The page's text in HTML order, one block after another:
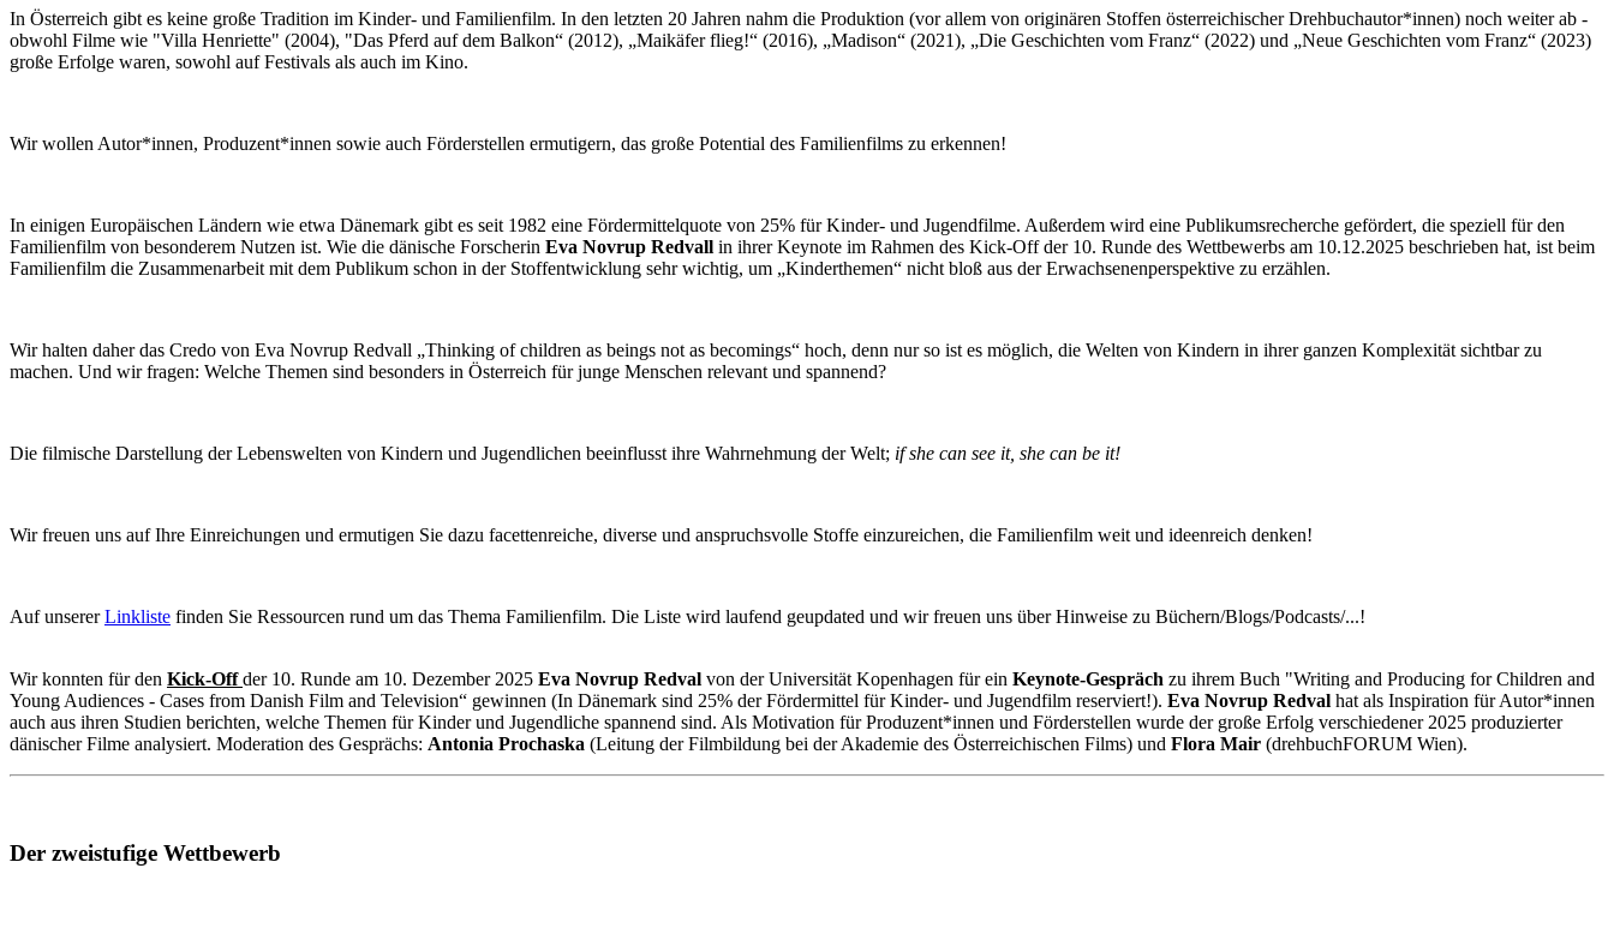
In Österreich gibt es keine große Tradition im Kinder- und Familienfilm. In den letzten 20 Jahren nahm die Produktion (vor allem von originären Stoffen österreichischer Drehbuchautor*innen) noch weiter ab -
obwohl Filme wie "Villa Henriette" (2004), "Das Pferd auf dem Balkon“ (2012), „Maikäfer flieg!“ (2016), „Madison“ (2021), „Die Geschichten vom Franz“ (2022) und „Neue Geschichten vom Franz“ (2023)
große Erfolge waren, sowohl auf Festivals als auch im Kino.
Wir wollen Autor*innen, Produzent*innen sowie auch Förderstellen ermutigern, das große Potential des Familienfilms zu erkennen!
In einigen Europäischen Ländern wie etwa Dänemark gibt es seit 1982 eine Fördermittelquote von 25% für Kinder- und Jugendfilme. Außerdem wird eine Publikumsrecherche gefördert, die speziell für den
Familienfilm von besonderem Nutzen ist. Wie die dänische Forscherin Eva Novrup Redvall in ihrer Keynote im Rahmen des Kick-Off der 10. Runde des Wettbewerbs am 10.12.2025 beschrieben hat, ist beim
Familienfilm die Zusammenarbeit mit dem Publikum schon in der Stoffentwicklung sehr wichtig, um „Kinderthemen“ nicht bloß aus der Erwachsenenperspektive zu erzählen.
Wir halten daher das Credo von Eva Novrup Redvall „Thinking of children as beings not as becomings“ hoch, denn nur so ist es möglich, die Welten von Kindern in ihrer ganzen Komplexität sichtbar zu
machen. Und wir fragen: Welche Themen sind besonders in Österreich für junge Menschen relevant und spannend?
Die filmische Darstellung der Lebenswelten von Kindern und Jugendlichen beeinflusst ihre Wahrnehmung der Welt; if she can see it, she can be it!
Wir freuen uns auf Ihre Einreichungen und ermutigen Sie dazu facettenreiche, diverse und anspruchsvolle Stoffe einzureichen, die Familienfilm weit und ideenreich denken!
Auf unsererLinkliste finden Sie Ressourcen rund um das Thema Familienfilm. Die Liste wird laufend geupdated und wir freuen uns über Hinweise zu Büchern/Blogs/Podcasts/...!
Wir konnten für den Kick-Off der 10. Runde am 10. Dezember 2025 Eva Novrup Redval von der Universität Kopenhagen für ein Keynote-Gespräch zu ihrem Buch "Writing and Producing for Children and
Young Audiences - Cases from Danish Film and Television“ gewinnen (In Dänemark sind 25% der Fördermittel für Kinder- und Jugendfilm reserviert!). Eva Novrup Redval hat als Inspiration für Autor*innen
auch aus ihren Studien berichten, welche Themen für Kinder und Jugendliche spannend sind. Als Motivation für Produzent*innen und Förderstellen wurde der große Erfolg verschiedener 2025 produzierter
dänischer Filme analysiert. Moderation des Gesprächs: Antonia Prochaska (Leitung der Filmbildung bei der Akademie des Österreichischen Films) und Flora Mair (drehbuchFORUM Wien).
Der zweistufige Wettbewerb